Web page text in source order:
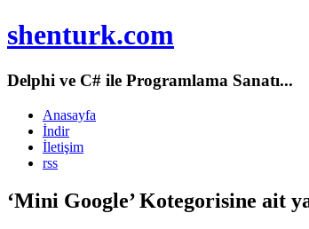
shenturk.com
Delphi ve C# ile Programlama Sanatı...
Anasayfa
İndir
İletişim
rss
‘Mini Google’ Kotegorisine ait